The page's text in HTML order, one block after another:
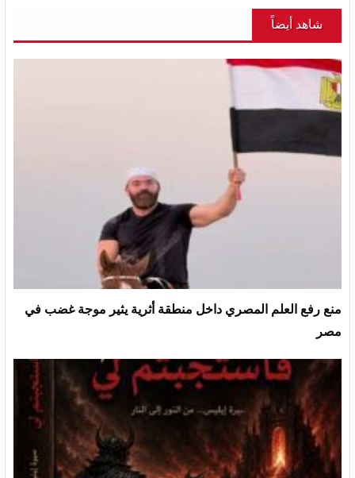
شاهد أيضاً
منع رفع العلم المصري داخل منطقة أثرية يثير موجة غضب في
مصر